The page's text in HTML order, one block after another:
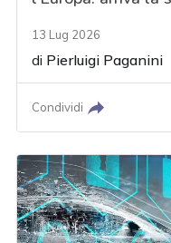
13 Lug 2026
di Pierluigi Paganini
Condividi